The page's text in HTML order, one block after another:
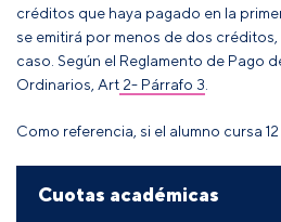
créditos que haya pagado en la
se emitirá por menos de dos créditos,
caso Según el Reglamento de Pago
Ordinarios, Art 2- Párrafo 3
Como referencia, si el alumno cursa
Cuotas académicas